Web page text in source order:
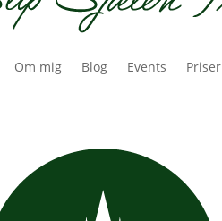
Om mig Blog Events Priser